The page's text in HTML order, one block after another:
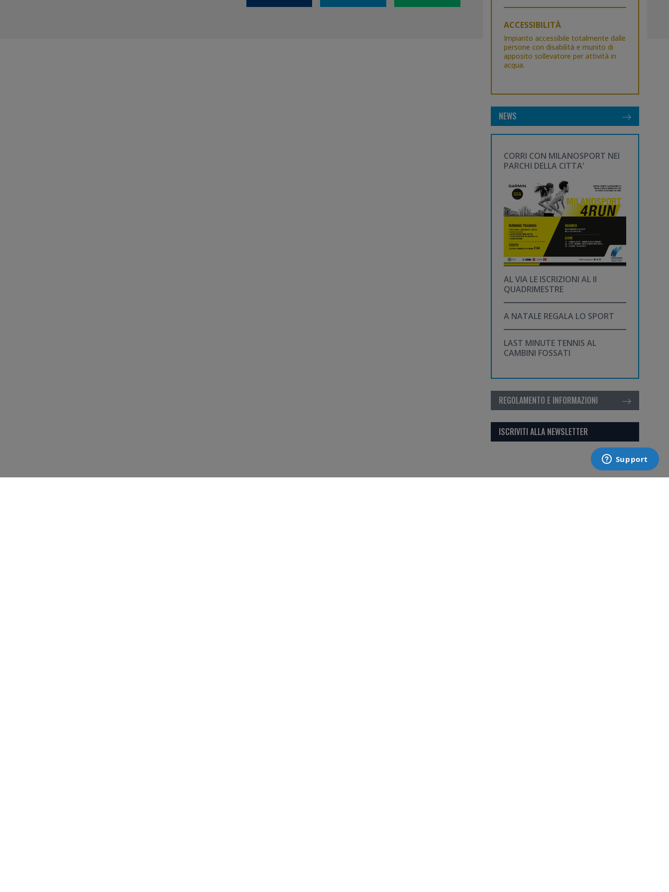
ACCESSIBILITÀ
Impianto accessibile totalmente dalle
persone con disabilità e munito di
apposito sollevatore per attività in
acqua.
NEWS
CORRI CON MILANOSPORT NEI
PARCHI DELLA CITTA'
AL VIA LE ISCRIZIONI AL II
QUADRIMESTRE
A NATALE REGALA LO SPORT
LAST MINUTE TENNIS AL
CAMBINI FOSSATI
REGOLAMENTO E INFORMAZIONI
ISCRIVITI ALLA NEWSLETTER